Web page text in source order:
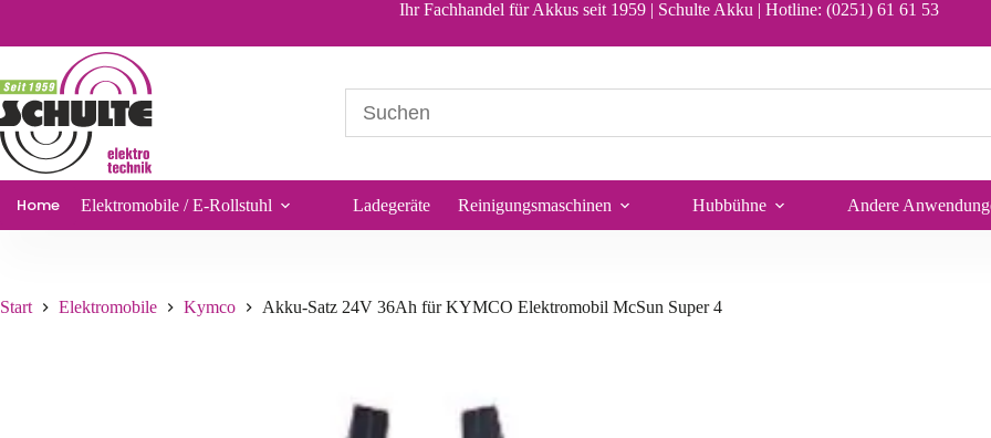
In den Warenkorb
Ihr Fachhandel für Akkus seit 1959 | Schulte Akku | Hotline: (0251) 61 61 53
Home Elektromobile / E-Rollstuhl Ladegeräte Reinigungsmaschinen Hubbühne Andere
Start Elektromobile Kymco Akku-Satz 24V 36Ah für KYMCO Elektromobil McSun Super 4